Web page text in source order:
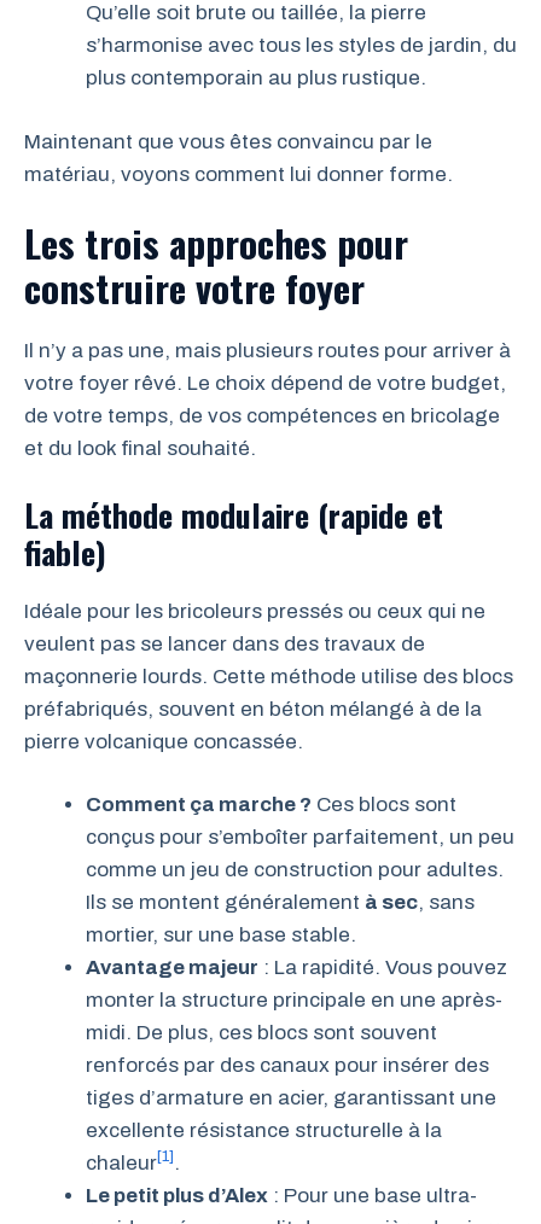
Qu’elle soit brute ou taillée, la pierre
s’harmonise avec tous les styles de jardin, du
plus contemporain au plus rustique.
Maintenant que vous êtes convaincu par le
matériau, voyons comment lui donner forme.
Les trois approches pour
construire votre foyer
Il n’y a pas une, mais plusieurs routes pour arriver à
votre foyer rêvé. Le choix dépend de votre budget,
de votre temps, de vos compétences en bricolage
et du look final souhaité.
La méthode modulaire (rapide et
fiable)
Idéale pour les bricoleurs pressés ou ceux qui ne
veulent pas se lancer dans des travaux de
maçonnerie lourds. Cette méthode utilise des blocs
préfabriqués, souvent en béton mélangé à de la
pierre volcanique concassée.
Comment ça marche ? Ces blocs sont
conçus pour s’emboîter parfaitement, un peu
comme un jeu de construction pour adultes.
Ils se montent généralement à sec, sans
mortier, sur une base stable.
Avantage majeur : La rapidité. Vous pouvez
monter la structure principale en une après-
midi. De plus, ces blocs sont souvent
renforcés par des canaux pour insérer des
tiges d’armature en acier, garantissant une
excellente résistance structurelle à la
chaleur[1] .
Le petit plus d’Alex : Pour une base ultra-